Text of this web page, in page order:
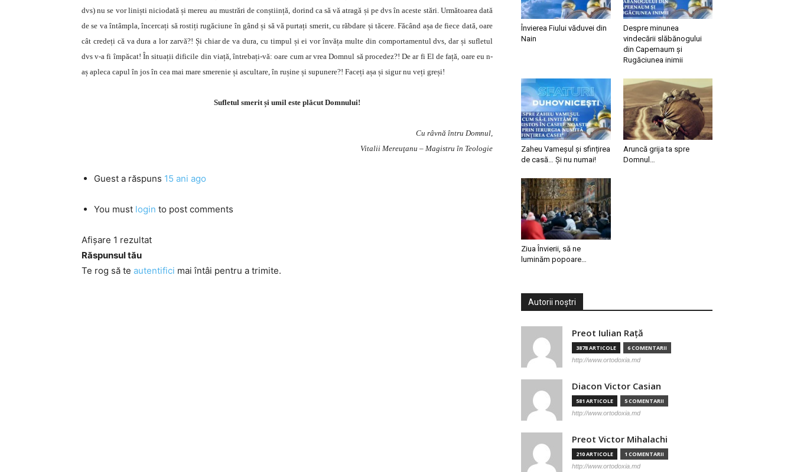
dvs) nu se vor liniști niciodată și mereu au mustrări de conștiință, dorind ca să vă atragă și pe dvs în aceste stări. Următoarea dată
de se va întâmpla, încercați să rostiți rugăciune în gând și să vă purtați smerit, cu răbdare și tăcere. Făcând așa de fiece dată, oare
cât credeți că va dura a lor zarvă?! Și chiar de va dura, cu timpul și ei vor învăța multe din comportamentul dvs, dar și sufletul
dvs v-a fi împăcat! În situații dificile din viață, întrebați-vă: oare cum ar vrea Domnul să procedez?! De ar fi El de față, oare eu n-
aș apleca capul în jos în cea mai mare smerenie și ascultare, în rușine și supunere?! Faceți așa și sigur nu veți greși!
Sufletul smerit și umil este plăcut Domnului!
Cu râvnă întru Domnul,
Vitalii Mereuţanu – Magistru în Teologie
Guest a răspuns 15 ani ago
You must login to post comments
Afișare 1 rezultat
Răspunsul tău
Te rog să te autentifici mai întâi pentru a trimite.
Învierea Fiului văduvei din
Nain
Despre minunea
vindecării slăbănogului
din Capernaum și
Rugăciunea inimii
Zaheu Vameșul și sfințirea
de casă… Și nu numai!
Aruncă grija ta spre
Domnul…
Ziua Învierii, să ne
luminăm popoare…
Autorii noștri
Preot Iulian Raţă
3878 ARTICOLE 6 COMENTARII
http://www.ortodoxia.md
Diacon Victor Casian
581 ARTICOLE 5 COMENTARII
http://www.ortodoxia.md
Preot Victor Mihalachi
210 ARTICOLE 1 COMENTARII
http://www.ortodoxia.md